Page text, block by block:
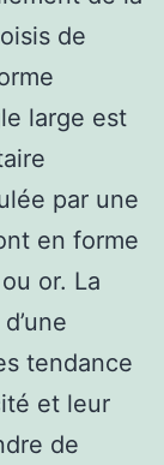
de
large est
par une
en forme
or. La
tendance
et leur
de